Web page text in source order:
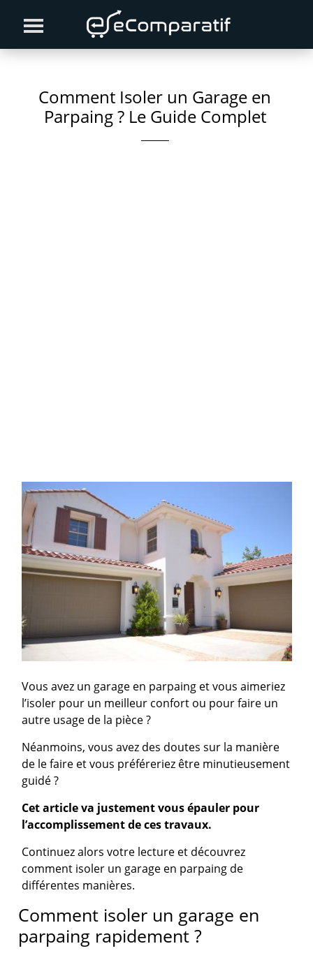
primary
content
primary
Comment Isoler un Garage en
Parpaing ? Le Guide Complet
Vous avez un garage en parpaing et vous aimeriez
l’isoler pour un meilleur confort ou pour faire un
autre usage de la pièce ?
Néanmoins, vous avez des doutes sur la manière
de le faire et vous préféreriez être minutieusement
guidé ?
Cet article va justement vous épauler pour
l’accomplissement de ces travaux.
Continuez alors votre lecture et découvrez
comment isoler un garage en parpaing de
différentes manières.
Comment isoler un garage en
parpaing rapidement ?